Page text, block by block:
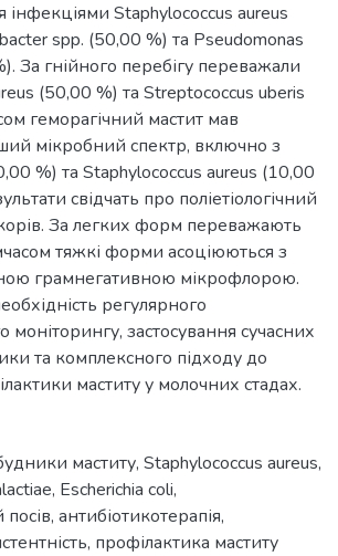
інфекціями Staphylococcus aureus
spp. (50,00 %) та Pseudomonas
За гнійного перебігу переважали
(50,00 %) та Streptococcus uberis
геморагічний мастит мав
мікробний спектр, включно з
%) та Staphylococcus aureus (10,00
свідчать про поліетіологічний
За легких форм переважають
тяжкі форми асоціюються з
грамнегативною мікрофлорою.
регулярного
моніторингу, застосування сучасних
та комплексного підходу до
маститу у молочних стадах.
маститу, Staphylococcus aureus,
, Escherichia coli,
посів, антибіотикотерапія,
, профілактика маститу